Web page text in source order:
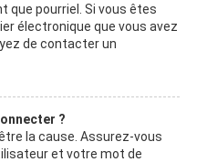
que pourriel. Si vous êtes
électronique que vous avez
de contacter un
?
la cause. Assurez-vous
et votre mot de